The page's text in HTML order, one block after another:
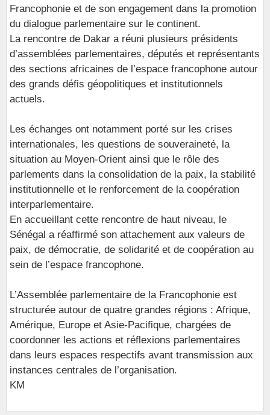
Francophonie et de son engagement dans la promotion
du dialogue parlementaire sur le continent.
La rencontre de Dakar a réuni plusieurs présidents
d’assemblées parlementaires, députés et représentants
des sections africaines de l’espace francophone autour
des grands défis géopolitiques et institutionnels
actuels.
Les échanges ont notamment porté sur les crises
internationales, les questions de souveraineté, la
situation au Moyen-Orient ainsi que le rôle des
parlements dans la consolidation de la paix, la stabilité
institutionnelle et le renforcement de la coopération
interparlementaire.
En accueillant cette rencontre de haut niveau, le
Sénégal a réaffirmé son attachement aux valeurs de
paix, de démocratie, de solidarité et de coopération au
sein de l’espace francophone.
L’Assemblée parlementaire de la Francophonie est
structurée autour de quatre grandes régions : Afrique,
Amérique, Europe et Asie-Pacifique, chargées de
coordonner les actions et réflexions parlementaires
dans leurs espaces respectifs avant transmission aux
instances centrales de l’organisation.
KM